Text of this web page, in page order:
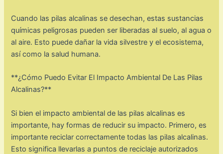
Cuando las pilas alcalinas se desechan, estas sustancias
químicas peligrosas pueden ser liberadas al suelo, al agua o
al aire. Esto puede dañar la vida silvestre y el ecosistema,
así como la salud humana.
**¿Cómo Puedo Evitar El Impacto Ambiental De Las Pilas
Alcalinas?**
Si bien el impacto ambiental de las pilas alcalinas es
importante, hay formas de reducir su impacto. Primero, es
importante reciclar correctamente todas las pilas alcalinas.
Esto significa llevarlas a puntos de reciclaje autorizados